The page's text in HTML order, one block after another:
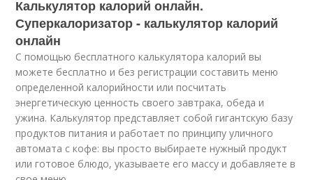
Калькулятор калорий онлайн.
Суперкалоризатор - калькулятор калорий
онлайн
С помощью бесплатного калькулятора калорий вы
можете бесплатно и без регистрации составить меню
определенной калорийности или посчитать
энергетическую ценность своего завтрака, обеда и
ужина. Калькулятор представляет собой гигантскую базу
продуктов питания и работает по принципу уличного
автомата с кофе: вы просто выбираете нужный продукт
или готовое блюдо, указываете его массу и добавляете в